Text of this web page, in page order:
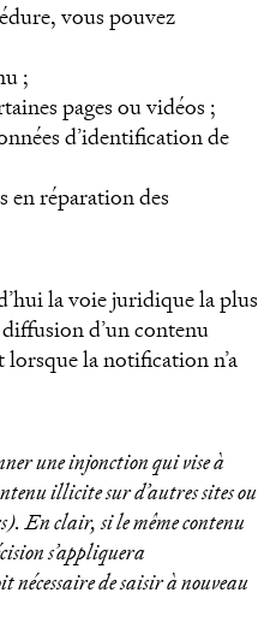
vous pouvez
;
pages ou vidéos ;
d’identification de
en réparation des
la voie juridique la plus
d’un contenu
la notification n’a
une injonction qui vise à
illicite sur d’autres sites ou
En clair, si le même contenu
s’appliquera
nécessaire de saisir à nouveau